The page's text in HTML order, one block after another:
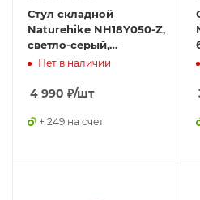
Стул складной
Naturehike NH18Y050-Z,
светло-серый,
6927595730683
Нет в наличии
4 990 ₽/шт
+ 249 на счет